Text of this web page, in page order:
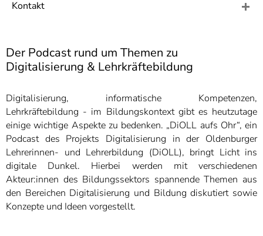
Kontakt
Der Podcast rund um Themen zu
Digitalisierung & Lehrkräftebildung
Digitalisierung, informatische Kompetenzen,
Lehrkräftebildung - im Bildungskontext gibt es heutzutage
einige wichtige Aspekte zu bedenken. „DiOLL aufs Ohr“, ein
Podcast des Projekts Digitalisierung in der Oldenburger
Lehrerinnen- und Lehrerbildung (DiOLL), bringt Licht ins
digitale Dunkel. Hierbei werden mit verschiedenen
Akteur:innen des Bildungssektors spannende Themen aus
den Bereichen Digitalisierung und Bildung diskutiert sowie
Konzepte und Ideen vorgestellt.